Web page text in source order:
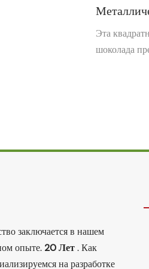
Для
Упаковки
Эта
шоколада
подарочной
заключается в нашем
опыте. 20 Лет. Как
на разработке